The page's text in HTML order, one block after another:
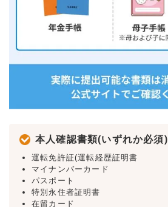
本人確認書類(いずれか必須)
運転免許証(運転経歴証明書
マイナンバーカード
パスポート
特別永住者証明書
在留カード